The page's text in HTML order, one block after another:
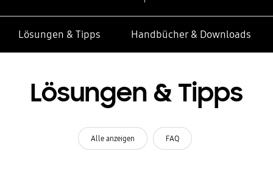
Lösungen & Tipps Handbücher & Downloads
Lösungen & Tipps
Alle anzeigen FAQ